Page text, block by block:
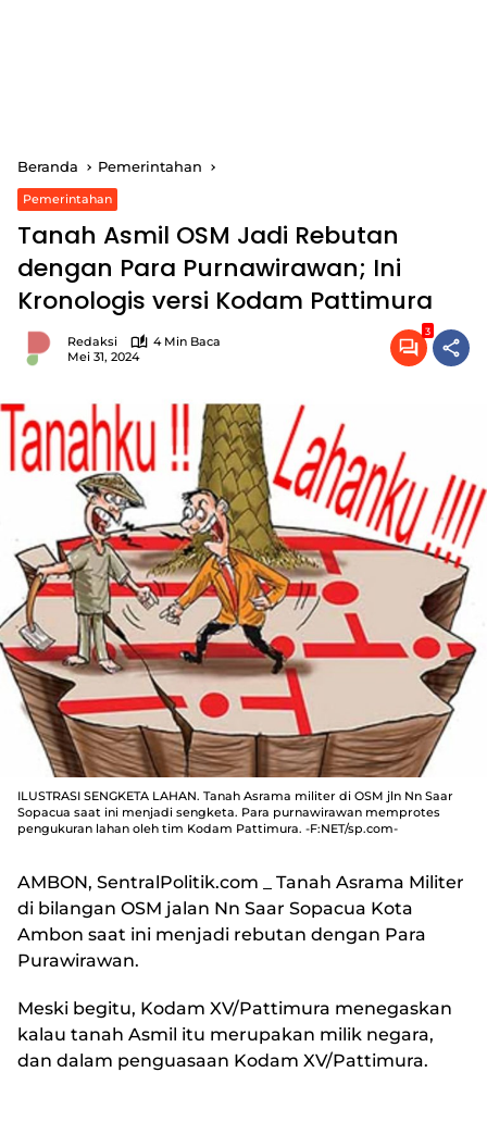
Beranda Pemerintahan
Pemerintahan
Tanah Asmil OSM Jadi Rebutan
dengan Para Purnawirawan; Ini
Kronologis versi Kodam Pattimura
Redaksi
4 Min Baca
Mei 31, 2024
3
ILUSTRASI SENGKETA LAHAN. Tanah Asrama militer di OSM jln Nn Saar
Sopacua saat ini menjadi sengketa. Para purnawirawan memprotes
pengukuran lahan oleh tim Kodam Pattimura. -F:NET/sp.com-
AMBON, SentralPolitik.com _ Tanah Asrama Militer
di bilangan OSM jalan Nn Saar Sopacua Kota
Ambon saat ini menjadi rebutan dengan Para
Purawirawan.
Meski begitu, Kodam XV/Pattimura menegaskan
kalau tanah Asmil itu merupakan milik negara,
dan dalam penguasaan Kodam XV/Pattimura.